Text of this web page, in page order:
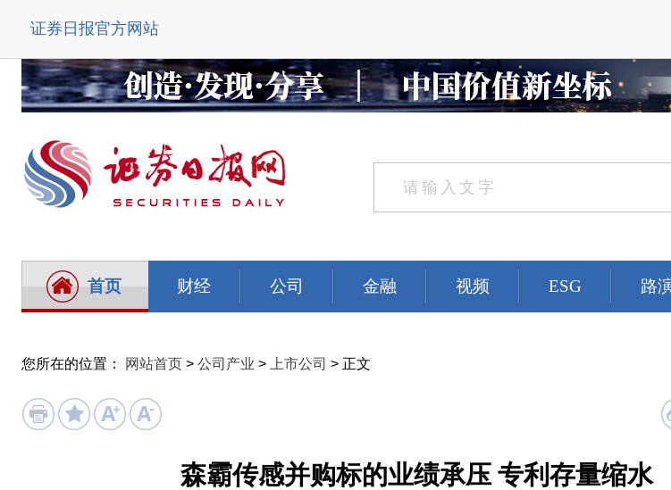
证券日报官方网站
首页 财经 公司 金融 视频 ESG 路
您所在的位置： 网站首页 > 公司产业 > 上市公司 > 正文
森霸传感并购标的业绩承压 专利存量缩水